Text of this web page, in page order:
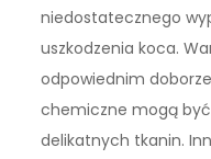
niedostatecznego
uszkodzenia koca.
odpowiednim
chemiczne mogą
delikatnych tkanin.